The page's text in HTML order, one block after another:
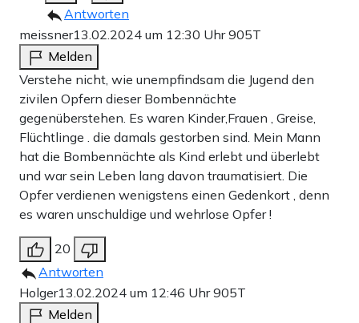
Antworten
meissner13.02.2024 um 12:30 Uhr905T
Melden
Verstehe nicht, wie unempfindsam die Jugend den
zivilen Opfern dieser Bombennächte
gegenüberstehen. Es waren Kinder,Frauen , Greise,
Flüchtlinge . die damals gestorben sind. Mein Mann
hat die Bombennächte als Kind erlebt und überlebt
und war sein Leben lang davon traumatisiert. Die
Opfer verdienen wenigstens einen Gedenkort , denn
es waren unschuldige und wehrlose Opfer !
20
Antworten
Holger13.02.2024 um 12:46 Uhr905T
Melden